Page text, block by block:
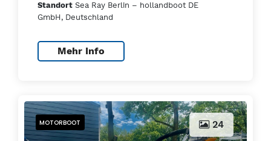
Standort Sea Ray Berlin – hollandboot DE
GmbH, Deutschland
Mehr Info
24
MOTORBOOT